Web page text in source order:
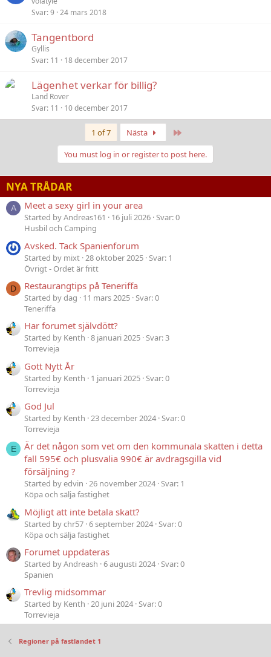
Svar 9 24 mars 2018
Tangentbord
Gyllis
Svar 11 18 december 2017
Lägenhet verkar för billig?
Land Rover
Svar 11 10 december 2017
1 of 7 Nästa
You must log in or register to post here.
NYA TRÅDAR
A Meet a sexy girl in your area
Started by Andreas161 16 juli 2026 Svar: 0
Husbil och Camping
Avsked. Tack Spanienforum
Started by mixt 28 oktober 2025 Svar: 1
Övrigt - Ordet är fritt
D Restaurangtips på Teneriffa
Started by dag 11 mars 2025 Svar: 0
Teneriffa
Har forumet självdött?
Started by Kenth 8 januari 2025 Svar: 3
Torrevieja
Gott Nytt År
Started by Kenth 1 januari 2025 Svar: 0
Torrevieja
God Jul
Started by Kenth 23 december 2024 Svar: 0
Torrevieja
E
Är det någon som vet om den kommunala skatten i detta
fall 595€ och plusvalia 990€ är avdragsgilla vid
försäljning ?
Started by edvin 26 november 2024 Svar: 1
Köpa och sälja fastighet
Möjligt att inte betala skatt?
Started by chr57 6 september 2024 Svar: 0
Köpa och sälja fastighet
Forumet uppdateras
Started by Andreash 6 augusti 2024 Svar: 0
Spanien
Trevlig midsommar
Started by Kenth 20 juni 2024 Svar: 0
Torrevieja
Regioner på fastlandet 1